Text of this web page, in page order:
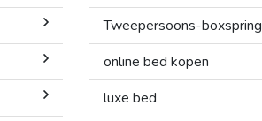
Tweepersoons-boxspring
online bed kopen
luxe bed